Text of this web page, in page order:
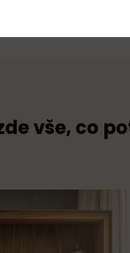
vše, co